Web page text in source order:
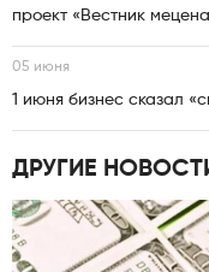
проект «Вестник
05 июня
1 июня бизнес сказал
ДРУГИЕ